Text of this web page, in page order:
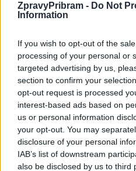
ZpravyPribram - Do Not
Information
If you wish to opt-out of the
processing of your personal or
targeted advertising by us,
section to confirm your
opt-out request is processed
interest-based ads based on
us or personal information
your opt-out. You may
disclosure of your personal
IAB’s list of downstream
also be disclosed by us to third
Radek Ctibor - 3.
Swingové
z Rožmitálska
Radek Ctibor - 23.
Výstava
chovatele i
Radek Ctibor - 16.
„Poslední
neznámé